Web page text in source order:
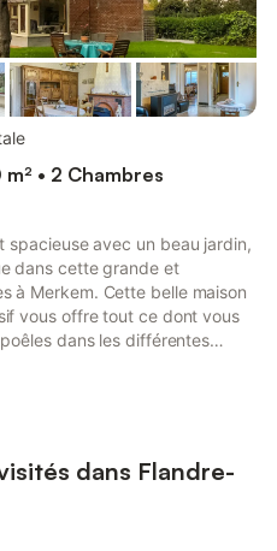
• 2 Chambres
spacieuse avec un beau jardin,
dans cette grande et
à Merkem. Cette belle maison
vous offre tout ce dont vous
dans les différentes
ensemble ou jouer à des
Une grande terrasse couv...
dans Flandre-